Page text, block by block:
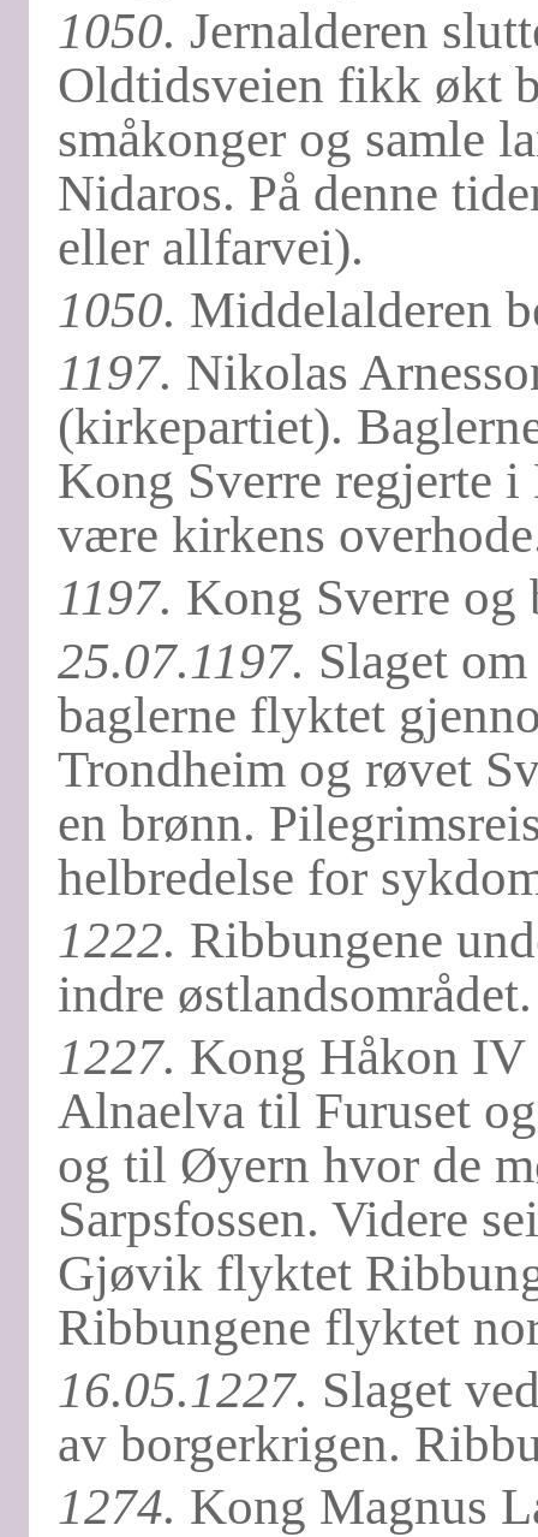
1050. Jernalderen
Oldtidsveien fikk økt
småkonger og samle
Nidaros. På denne
eller allfarvei).
1050. Middelalderen
1197. Nikolas
(kirkepartiet).
Kong Sverre regjerte
være kirkens
1197. Kong Sverre og
25.07.1197. Slaget
baglerne flyktet
Trondheim og røvet
en brønn.
helbredelse for
1222. Ribbungene
indre østlandsområdet.
1227. Kong Håkon IV
Alnaelva til Furuset
og til Øyern hvor de
Sarpsfossen. Videre
Gjøvik flyktet
Ribbungene flyktet
16.05.1227. Slaget
av borgerkrigen.
1274. Kong Magnus